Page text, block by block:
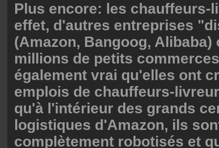
Plus encore: les chauffeurs-
effet, d'autres entreprises
(Amazon, Bangoog, Alibaba)
millions de petits
également vrai qu'elles ont
emplois de chauffeurs-
qu'à l'intérieur des grands
logistiques d'Amazon, ils
complètement robotisés et